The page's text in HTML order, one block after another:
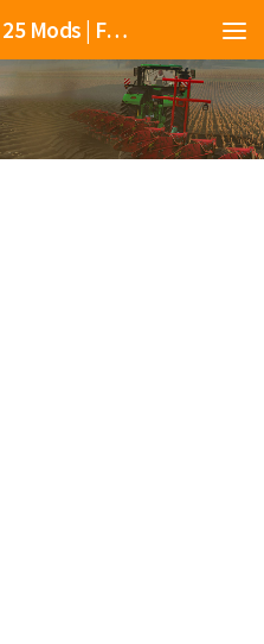
Landwirtschafts Simulator 25 Mods | Farming Simulator 25 Mods | FS25 Mods